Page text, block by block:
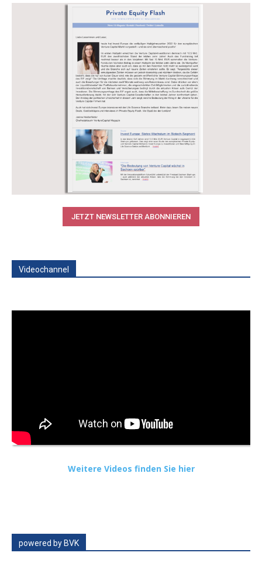
JETZT NEWSLETTER ABONNIEREN
Videochannel
Weitere Videos finden Sie hier
powered by BVK